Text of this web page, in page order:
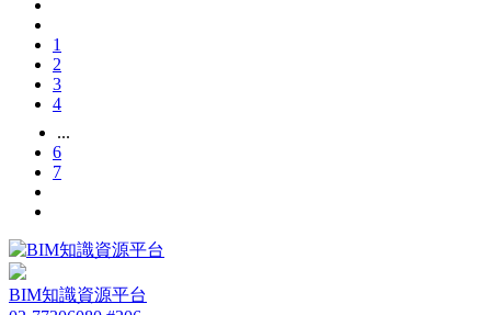
1
2
3
4
...
6
7
BIM知識資源平台